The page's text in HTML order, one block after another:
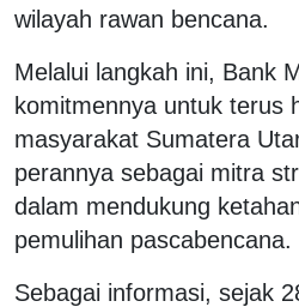
wilayah rawan bencana.
Melalui langkah ini, Bank
komitmennya untuk terus
masyarakat Sumatera
perannya sebagai mitra
dalam mendukung
pemulihan pascabencana.
Sebagai informasi, sejak